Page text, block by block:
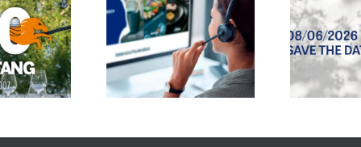
ON
2027
MYYNTINÄYTTELYMME
AUKEAA